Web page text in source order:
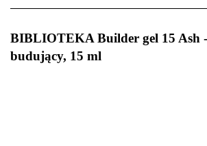
BIBLIOTEKA Builder gel 15 Ash
budujący, 15 ml